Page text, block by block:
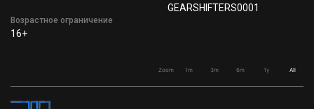
Возрастное ограничение
16+
GEARSHIFTERS0001
Zoom 1m 3m 6m 1y All